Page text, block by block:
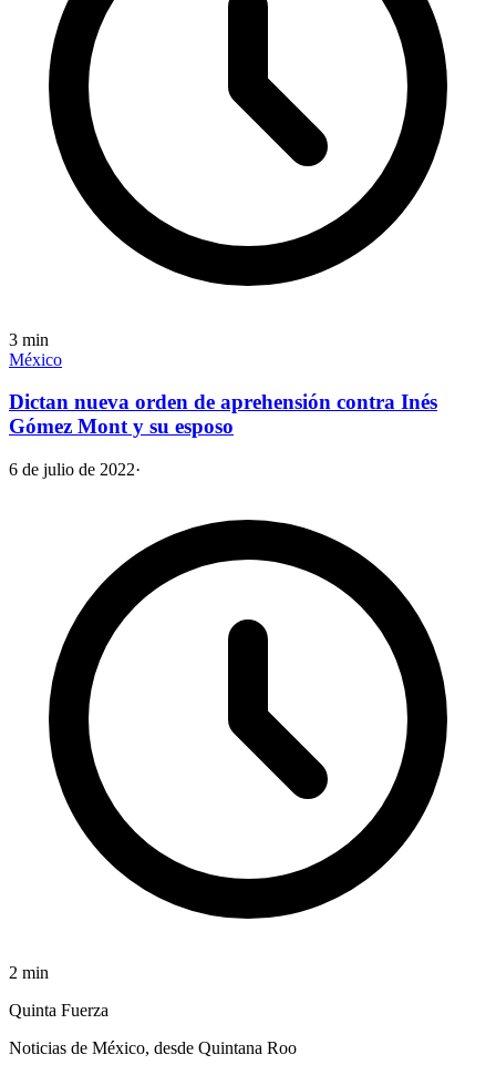
3 min
México
Dictan nueva orden de aprehensión contra Inés
Gómez Mont y su esposo
6 de julio de 2022·
2 min
Quinta Fuerza
Noticias de México, desde Quintana Roo